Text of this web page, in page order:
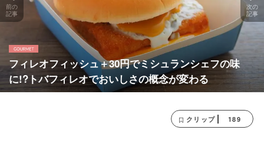
フィレオフィッシュ＋30円でミシュランシェフの味
に!?トバフィレオでおいしさの概念が変わる
前の
記事
次の
記事
クリップ 189